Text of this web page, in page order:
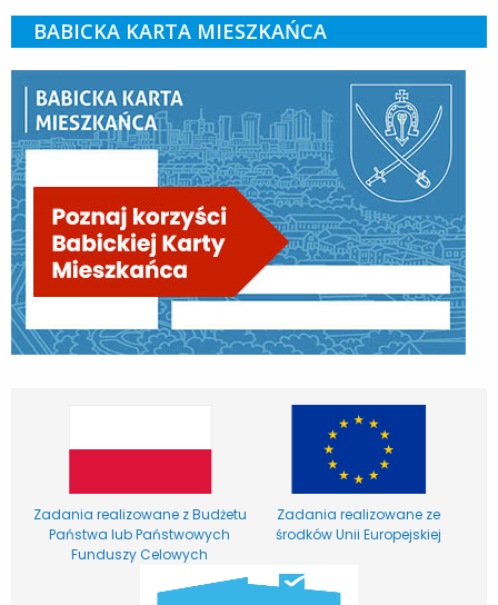
BABICKA KARTA MIESZKAŃCA
Zadania realizowane z Budżetu
Państwa lub Państwowych
Funduszy Celowych
Zadania realizowane ze
środków Unii Europejskiej